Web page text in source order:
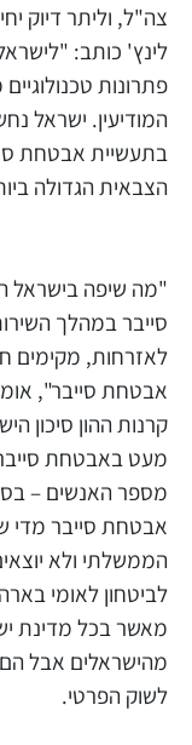
לינץ' כותב:
פתרונות
המודיעין. ישראל
הצבאית הגדולה
"מה שיפה בישראל
סייבר במהלך
לאזרחות, מקימים
אבטחת סייבר",
קרנות ההון סיכון
מעט באבטחת
אבטחת סייבר מדי
לביטחון לאומי
מאשר בכל מדינת
לשוק הפרטי.